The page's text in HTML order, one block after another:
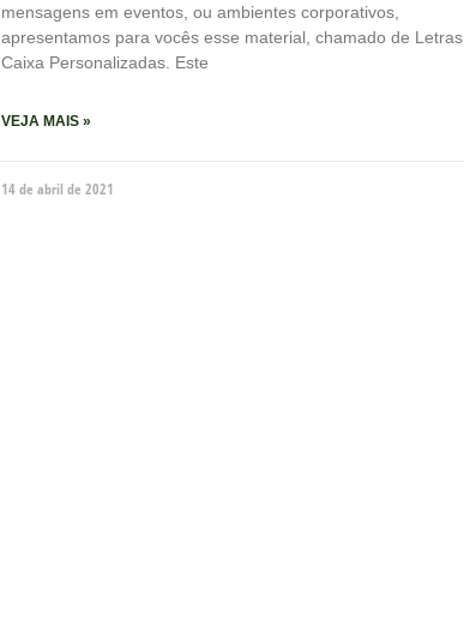
mensagens em eventos, ou ambientes corporativos,
apresentamos para vocês esse material, chamado de Letras
Caixa Personalizadas. Este
VEJA MAIS »
14 de abril de 2021